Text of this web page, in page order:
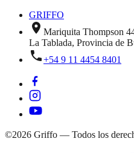
GRIFFO
Mariquita Thompson
La Tablada, Provincia de
+54 9 11 4454 8401
©2026 Griffo — Todos los